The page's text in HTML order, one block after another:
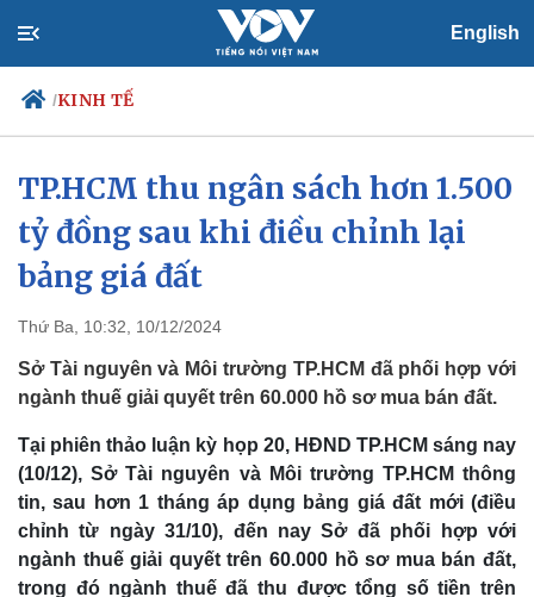
English
/KINH TẾ
Chính trị
Đảng
Tổ chức nhân sự
Nhận diện sự thật
Xã hội
Biển đảo
TP.HCM thu ngân sách hơn 1.500
tỷ đồng sau khi điều chỉnh lại
bảng giá đất
Thứ Ba, 10:32, 10/12/2024
Sở Tài nguyên và Môi trường TP.HCM đã phối hợp với
ngành thuế giải quyết trên 60.000 hồ sơ mua bán đất.
Tại phiên thảo luận kỳ họp 20, HĐND TP.HCM sáng nay
(10/12), Sở Tài nguyên và Môi trường TP.HCM thông
tin, sau hơn 1 tháng áp dụng bảng giá đất mới (điều
chỉnh từ ngày 31/10), đến nay Sở đã phối hợp với
ngành thuế giải quyết trên 60.000 hồ sơ mua bán đất,
trong đó ngành thuế đã thu được tổng số tiền trên